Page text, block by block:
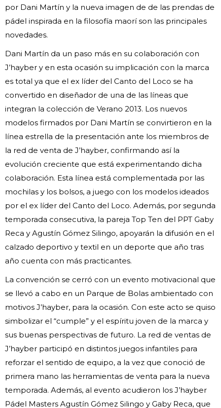
por Dani Martín y la nueva imagen de de las prendas de
pádel inspirada en la filosofía maorí son las principales
novedades.
Dani Martín da un paso más en su colaboración con
J’hayber y en esta ocasión su implicación con la marca
es total ya que el ex líder del Canto del Loco se ha
convertido en diseñador de una de las líneas que
integran la colección de Verano 2013. Los nuevos
modelos firmados por Dani Martín se convirtieron en la
línea estrella de la presentación ante los miembros de
la red de venta de J’hayber, confirmando así la
evolución creciente que está experimentando dicha
colaboración. Esta línea está complementada por las
mochilas y los bolsos, a juego con los modelos ideados
por el ex líder del Canto del Loco. Además, por segunda
temporada consecutiva, la pareja Top Ten del PPT Gaby
Reca y Agustín Gómez Silingo, apoyarán la difusión en el
calzado deportivo y textil en un deporte que año tras
año cuenta con más practicantes.
La convención se cerró con un evento motivacional que
se llevó a cabo en un Parque de Bolas ambientado con
motivos J’hayber, para la ocasión. Con este acto se quiso
simbolizar el “cumple” y el espíritu joven de la marca y
sus buenas perspectivas de futuro. La red de ventas de
J’hayber participó en distintos juegos infantiles para
reforzar el sentido de equipo, a la vez que conoció de
primera mano las herramientas de venta para la nueva
temporada. Además, al evento acudieron los J’hayber
Pádel Masters Agustín Gómez Silingo y Gaby Reca, que